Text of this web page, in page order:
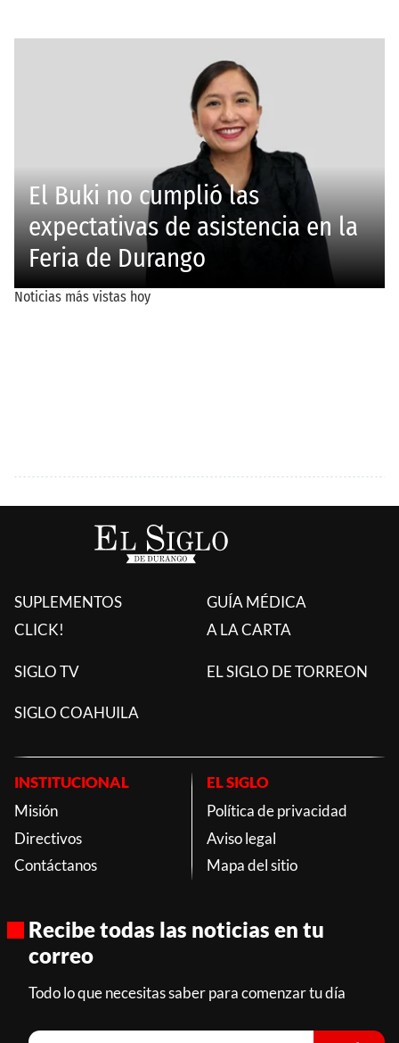
SUPLEMENTOS
CLICK!
GUÍA MÉDICA
A LA CARTA
SIGLO TV EL SIGLO DE TORREON
SIGLO COAHUILA
INSTITUCIONAL
Misión
Directivos
Contáctanos
EL SIGLO
Política de privacidad
Aviso legal
Mapa del sitio
Recibe todas las noticias en tu
correo
Todo lo que necesitas saber para comenzar tu día